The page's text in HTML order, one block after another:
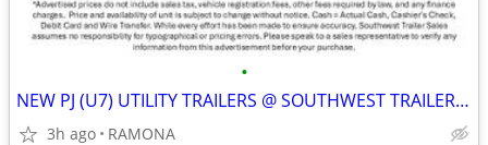
•
NEW PJ (U7) UTILITY TRAILERS @ SOUTHWEST TRAILER SALES (760) 788-8900
3h ago RAMONA